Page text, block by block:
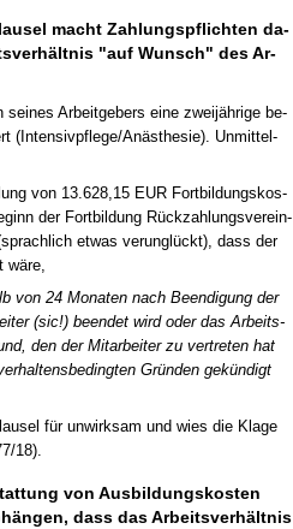
macht Zah­lungs­pflich­ten da­
"auf Wunsch" des Ar­
sei­nes Ar­beit­ge­bers ei­ne zweijähri­ge be­
(In­ten­siv­pfle­ge/Anästhe­sie). Un­mit­tel­
von 13.628,15 EUR Fort­bil­dungs­kos­
der Fort­bil­dung Rück­zah­lungs­ver­ein­
et­was ver­unglückt), dass der
wäre,
von 24 Mo­na­ten nach Be­en­di­gung der
(sic!) be­en­det wird oder das Ar­beits­
den der Mit­ar­bei­ter zu ver­tre­ten hat
Gründen gekündigt
für un­wirk­sam und wies die Kla­ge
18).
von Aus­bil­dungs­kos­ten
dass das Ar­beits­verhält­nis